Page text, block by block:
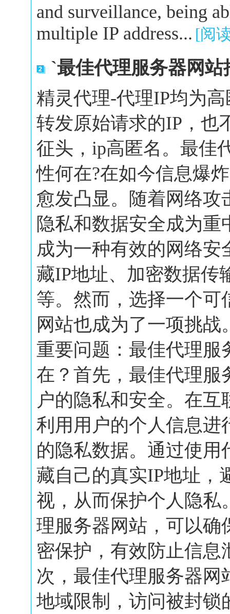
and surveillance, being
multiple IP address... [阅
`最佳代理服务器网
精灵代理-代理IP均为
转发原始请求的IP，也
征头，ip高匿名。最佳
性何在?在如今信息爆
愈发凸显。随着网络攻
隐私和数据安全成为
成为一种有效的网络
藏IP地址、加密数据传
等。然而，选择一个可
网站也成为了一项挑
重要问题：最佳代理服
在？首先，最佳代理服
户的隐私和安全。在
利用用户的个人信息进
的隐私数据。通过使
藏自己的真实IP地址，
视，从而保护个人隐私
理服务器网站，可以确
密保护，有效防止信
次，最佳代理服务器
地域限制，访问被封锁